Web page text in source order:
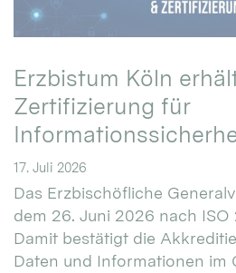
Erzbistum Köln
Zertifizierung für
17. Juli 2026
Das Erzbischöfliche
dem 26. Juni 2026 nach ISO
Damit bestätigt die
Daten und Informationen im